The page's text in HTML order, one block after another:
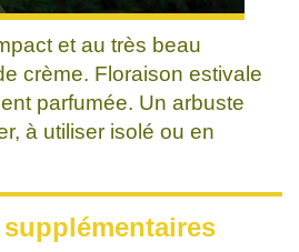
et au très beau
crème. Floraison estivale
parfumée. Un arbuste
à utiliser isolé ou en